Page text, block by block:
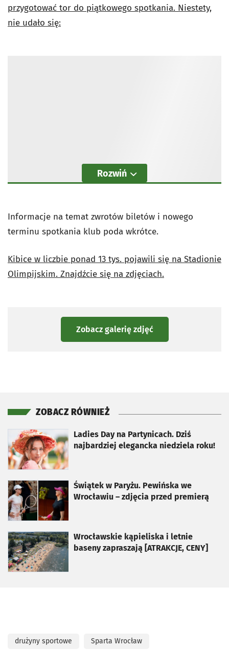
przygotować tor do piątkowego spotkania. Niestety,
nie udało się:
Rozwiń
Informacje na temat zwrotów biletów i nowego
terminu spotkania klub poda wkrótce.
Kibice w liczbie ponad 13 tys. pojawili się na Stadionie
Olimpijskim. Znajdźcie się na zdjęciach.
Zobacz galerię zdjęć
ZOBACZ RÓWNIEŻ
Ladies Day na Partynicach. Dziś
najbardziej elegancka niedziela roku!
otworzy się w nowej karcie
Świątek w Paryżu. Pewińska we
Wrocławiu – zdjęcia przed premierą
otworzy się w nowej karcie
Wrocławskie kąpieliska i letnie
baseny zapraszają [ATRAKCJE, CENY]
otworzy się w nowej karcie
drużyny sportowe Sparta Wrocław